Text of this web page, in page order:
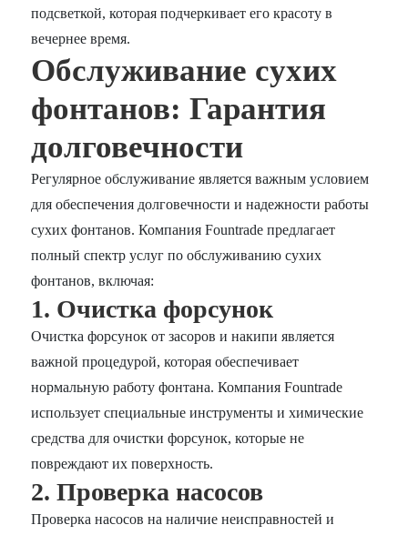
подсветкой, которая подчеркивает его красоту в
вечернее время.
Обслуживание сухих
фонтанов: Гарантия
долговечности
Регулярное обслуживание является важным условием
для обеспечения долговечности и надежности работы
сухих фонтанов. Компания Fountrade предлагает
полный спектр услуг по обслуживанию сухих
фонтанов, включая:
1. Очистка форсунок
Очистка форсунок от засоров и накипи является
важной процедурой, которая обеспечивает
нормальную работу фонтана. Компания Fountrade
использует специальные инструменты и химические
средства для очистки форсунок, которые не
повреждают их поверхность.
2. Проверка насосов
Проверка насосов на наличие неисправностей и